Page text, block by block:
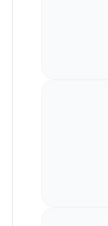
Rame adaptoare
Rame adaptoare
Rame adaptoare